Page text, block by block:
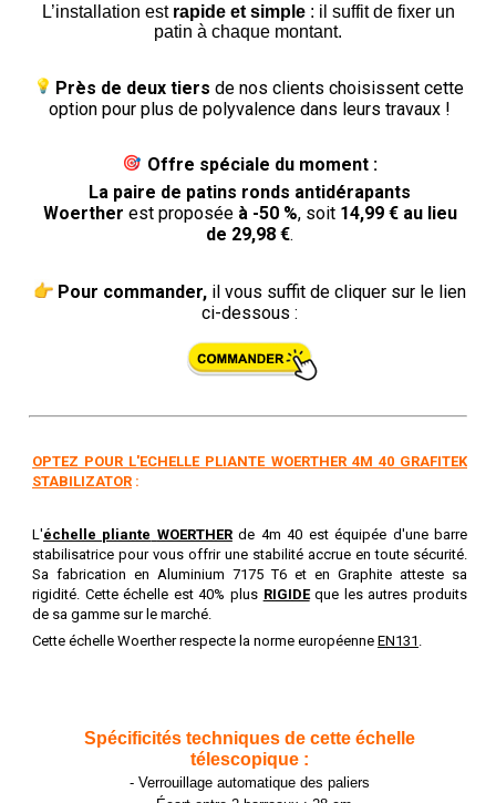
L’installation est rapide et simple: il suffit de fixer un
patin à chaque montant.
Près de deux tiers de nos clients choisissent cette
option pour plus de polyvalence dans leurs travaux !
Offre spéciale du moment :
La paire de patins ronds antidérapants
Woerther est proposée à -50 %, soit 14,99 € au lieu
de 29,98 €.
Pour commander,il vous suffit de cliquer sur le lien
ci-dessous :
OPTEZ POUR L'ECHELLE PLIANTE WOERTHER 4M 40 GRAFITEK
STABILIZATOR :
L'échelle pliante WOERTHER de 4m 40 est équipée d'une barre
stabilisatrice pour vous offrir une stabilité accrue en toute sécurité.
Sa fabrication en Aluminium 7175 T6 et en Graphite atteste sa
rigidité. Cette échelle est 40% plus RIGIDEque les autres produits
de sa gamme sur le marché.
Cette échelle Woerther respecte la norme européenne EN131
Spécificités techniques de cette échelle
télescopique :
- Verrouillage automatique des paliers